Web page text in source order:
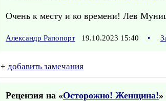
Очень к месту и ко времени! Лев
Александр Рапопорт 19.10.2023 15:40 •
+ добавить замечания
Рецензия на «Осторожно! Женщина!»